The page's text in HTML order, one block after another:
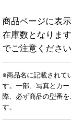
商品ページに表
在庫数となりま
でご注意ください
※商品名に記載されて
す。一部、写真とカ
際、必ず商品の型番
す。